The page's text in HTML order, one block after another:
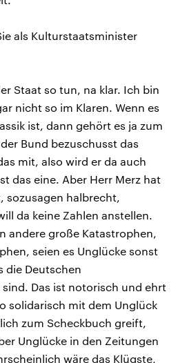
als Kulturstaatsminister
Staat so tun, na klar. Ich bin
nicht so im Klaren. Wenn es
ist, dann gehört es ja zum
Bund bezuschusst das
mit, also wird er da auch
das eine. Aber Herr Merz hat
sozusagen halbrecht,
da keine Zahlen anstellen.
andere große Katastrophen,
seien es Unglücke sonst
die Deutschen
Das ist notorisch und ehrt
solidarisch mit dem Unglück
zum Scheckbuch greift,
Unglücke in den Zeitungen
wäre das Klügste,